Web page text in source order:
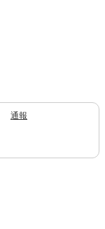
通報